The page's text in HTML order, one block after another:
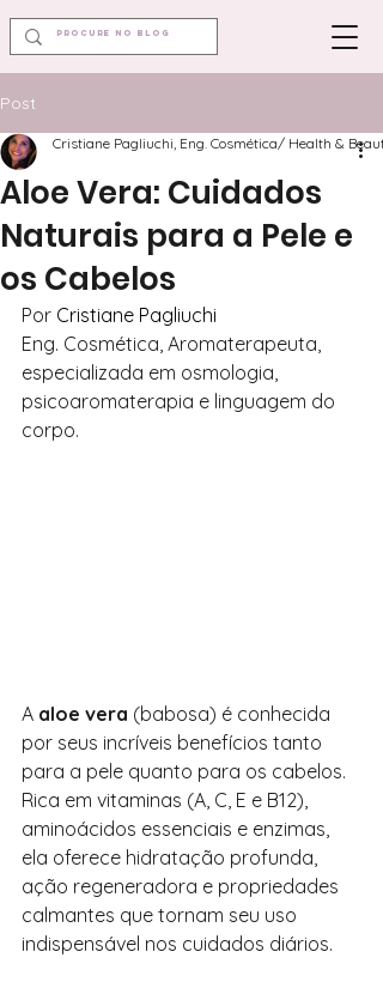
Post
Aloe Vera: Cuidados
Naturais para a Pele e
os Cabelos
Cristiane Pagliuchi, Eng. Cosmética/ Health &
Por Cristiane Pagliuchi
Eng. Cosmética, Aromaterapeuta,
especializada em osmologia,
psicoaromaterapia e linguagem do
corpo.
A aloe vera (babosa) é conhecida
por seus incríveis benefícios tanto
para a pele quanto para os cabelos.
Rica em vitaminas (A, C, E e B12),
aminoácidos essenciais e enzimas,
ela oferece hidratação profunda,
ação regeneradora e propriedades
calmantes que tornam seu uso
indispensável nos cuidados diários.